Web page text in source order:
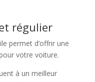
régulier
permet d’offrir une
votre voiture.
à un meilleur